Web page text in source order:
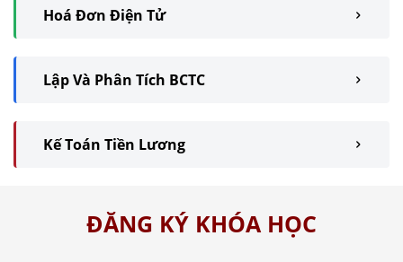
Hoá Đơn Điện Tử
Lập Và Phân Tích BCTC
Kế Toán Tiền Lương
ĐĂNG KÝ KHÓA HỌC